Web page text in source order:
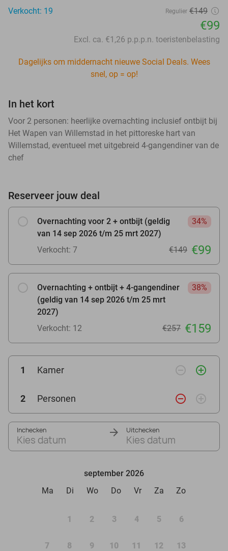
Verkocht: 19
Regulier €149
€99
Excl. ca. €1,26 p.p.p.n. toeristenbelasting
Dagelijks om middernacht nieuwe Social Deals. Wees
snel, op = op!
In het kort
Voor 2 personen: heerlijke overnachting inclusief ontbijt bij
Het Wapen van Willemstad in het pittoreske hart van
Willemstad, eventueel met uitgebreid 4-gangendiner van de
chef
Reserveer jouw deal
Overnachting voor 2 + ontbijt (geldig
van 14 sep 2026 t/m 25 mrt 2027)
34%
Verkocht: 7 €149 €99
Overnachting + ontbijt + 4-gangendiner
(geldig van 14 sep 2026 t/m 25 mrt
2027)
38%
Verkocht: 12 €257 €159
1 Kamer remove_circle_outline add_circle_outline
2 Personen remove_circle_outline add_circle_outline
Inchecken
Kies datum
Uitchecken
Kies datum
september 2026
Ma
Di Wo Do Vr Za Zo
1 2 3 4 5 6
7 8 9 10 11 12 13